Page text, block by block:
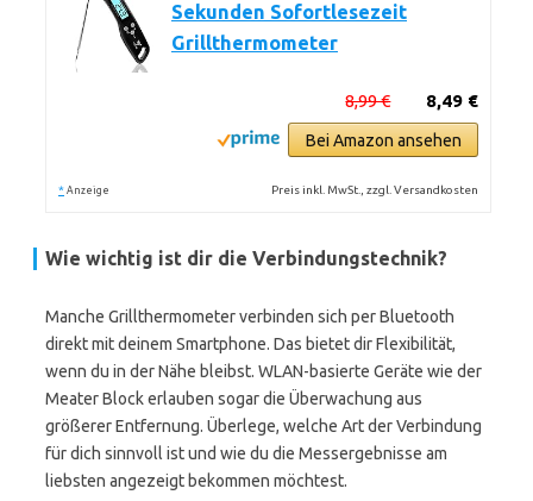
Sekunden Sofortlesezeit
Grillthermometer
8,49 €
8,99 €
Bei Amazon ansehen
* Anzeige Preis inkl. MwSt., zzgl. Versandkosten
Wie wichtig ist dir die Verbindungstechnik?
Manche Grillthermometer verbinden sich per Bluetooth
direkt mit deinem Smartphone. Das bietet dir Flexibilität,
wenn du in der Nähe bleibst. WLAN-basierte Geräte wie der
Meater Block erlauben sogar die Überwachung aus
größerer Entfernung. Überlege, welche Art der Verbindung
für dich sinnvoll ist und wie du die Messergebnisse am
liebsten angezeigt bekommen möchtest.